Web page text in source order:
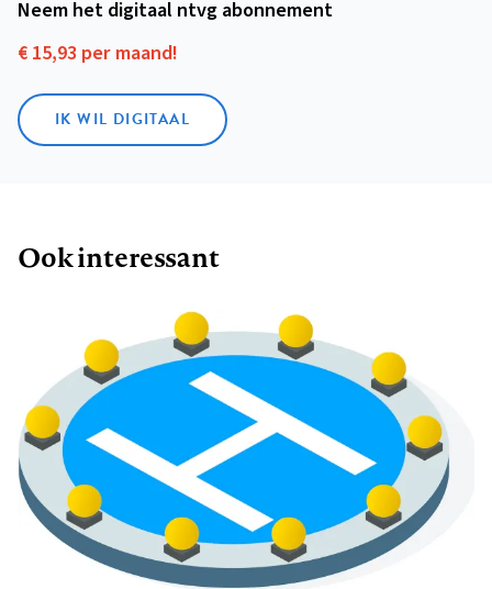
Neem het digitaal ntvg abonnement
€ 15,93 per maand!
IK WIL DIGITAAL
Ook interessant